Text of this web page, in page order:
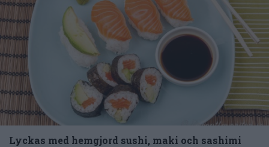
Lyckas med hemgjord sushi, maki och sashimi